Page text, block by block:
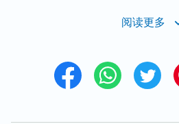
以色列民中间，早已得着荣耀
的感觉太麻木了，太没价值！
阅读更多